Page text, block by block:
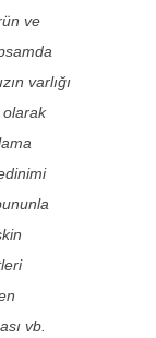
ve
varlığı
olarak
vb.